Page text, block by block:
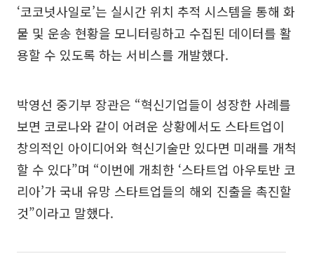
‘코코넛사일로’는 실시간 위치 추적 시스템을 통해 화
물 및 운송 현황을 모니터링하고 수집된 데이터를 활
용할 수 있도록 하는 서비스를 개발했다.
박영선 중기부 장관은 “혁신기업들이 성장한 사례를
보면 코로나와 같이 어려운 상황에서도 스타트업이
창의적인 아이디어와 혁신기술만 있다면 미래를 개척
할 수 있다”며 “이번에 개최한 ‘스타트업 아우토반 코
리아’가 국내 유망 스타트업들의 해외 진출을 촉진할
것”이라고 말했다.